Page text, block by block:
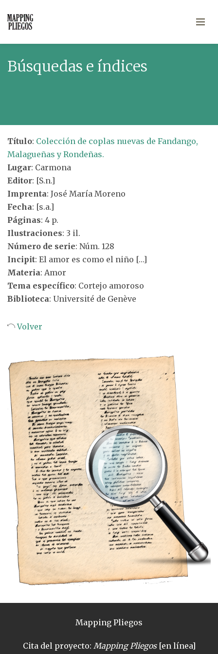
Búsquedas e índices
Título: Colección de coplas nuevas de Fandango,
Malagueñas y Rondeñas.
Lugar: Carmona
Editor: [S.n.]
Imprenta: José María Moreno
Fecha: [s.a.]
Páginas: 4 p.
Ilustraciones: 3 il.
Número de serie: Núm. 128
Incipit: El amor es como el niño […]
Materia: Amor
Tema específico: Cortejo amoroso
Biblioteca: Université de Genève
Volver
Mapping Pliegos
Cita del proyecto: Mapping Pliegos[en línea]